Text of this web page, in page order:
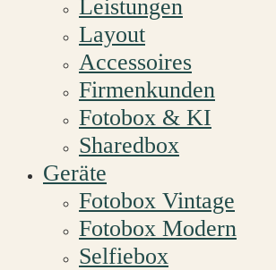
Leistungen
Layout
Accessoires
Firmenkunden
Fotobox & KI
Sharedbox
Geräte
Fotobox Vintage
Fotobox Modern
Selfiebox